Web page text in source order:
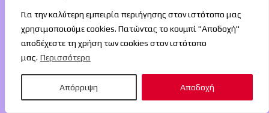
Για την καλύτερη εμπειρία περιήγησης στον ιστότοπο μας
χρησιμοποιούμε cookies. Πατώντας το κουμπί "Αποδοχή"
αποδέχεστε τη χρήση των cookies στον ιστότοπο
μας. Περισσότερα
Απόρριψη Αποδοχή